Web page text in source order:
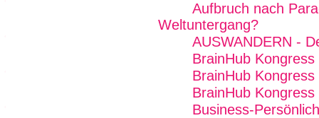
Aufbruch nach
Weltuntergang?
AUSWANDERN -
BrainHub
BrainHub
BrainHub
Business-